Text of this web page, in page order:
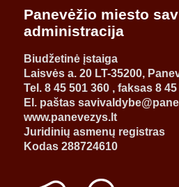
Panevėžio miesto
administracija
Biudžetinė įstaiga
Laisvės a. 20 LT-35200,
Tel. 8 45 501 360 , faksas 8
El. paštas
www.panevezys.lt
Juridinių asmenų registras
Kodas 288724610